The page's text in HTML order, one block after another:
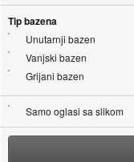
Tip bazena
Unutarnji bazen
Vanjski bazen
Grijani bazen
Samo oglasi sa slikom